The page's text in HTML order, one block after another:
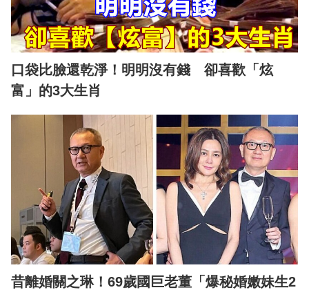
口袋比臉還乾淨！明明沒有錢 卻喜歡「炫
富」的3大生肖
昔離婚關之琳！69歲國巨老董「爆秘婚嫩妹生2